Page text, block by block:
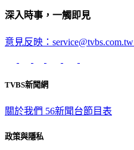
深入時事，一觸即見
意見反映：service@tvbs.com.tw
TVBS新聞網
關於我們 56新聞台節目表
政策與隱私